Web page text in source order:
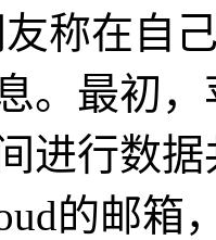
称在自
。最初
进行数
的邮箱